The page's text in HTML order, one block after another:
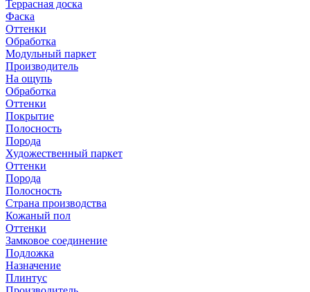
Террасная доска
Фаска
Оттенки
Обработка
Модульный паркет
Производитель
На ощупь
Обработка
Оттенки
Покрытие
Полосность
Порода
Художественный паркет
Оттенки
Порода
Полосность
Страна производства
Кожаный пол
Оттенки
Замковое соединение
Подложка
Назначение
Плинтус